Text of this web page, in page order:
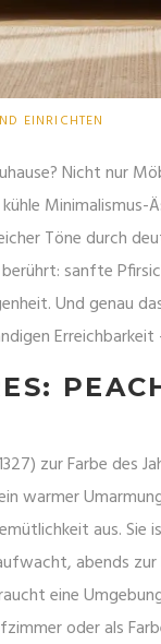
EINRICHTEN
Nicht nur
Töne durch
sanfte
Und genau
zur Farbe des
warmer
aus.
abends
eine
oder als